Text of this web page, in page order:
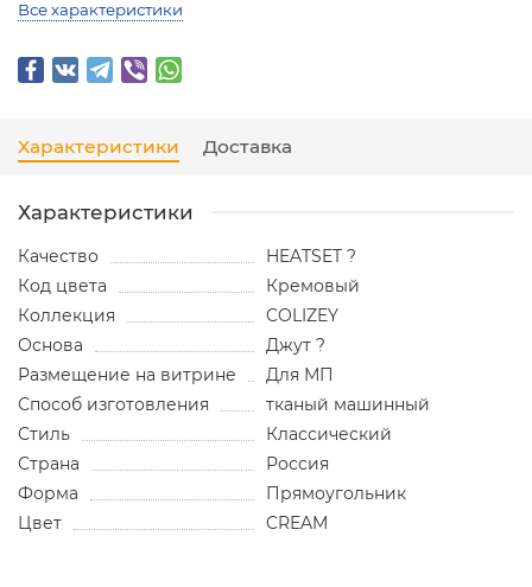
Все характеристики
Характеристики Доставка
Характеристики
Качество
HEATSET ?
Код цвета
Кремовый
Коллекция
COLIZEY
Основа
Джут ?
Размещение на витрине
Для МП
Способ изготовления
тканый машинный
Стиль
Классический
Страна
Россия
Форма
Прямоугольник
Цвет
CREAM